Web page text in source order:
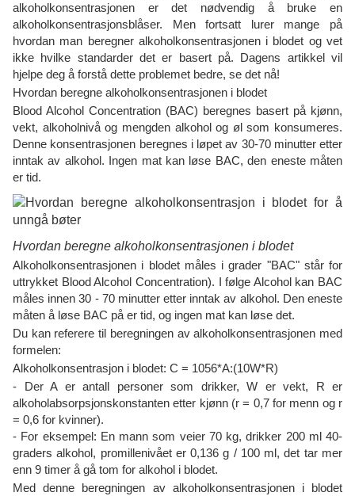
alkoholkonsentrasjonen er det nødvendig å bruke en
alkoholkonsentrasjonsblåser. Men fortsatt lurer mange på
hvordan man beregner alkoholkonsentrasjonen i blodet og vet
ikke hvilke standarder det er basert på. Dagens artikkel vil
hjelpe deg å forstå dette problemet bedre, se det nå!
Hvordan beregne alkoholkonsentrasjonen i blodet
Blood Alcohol Concentration (BAC) beregnes basert på kjønn,
vekt, alkoholnivå og mengden alkohol og øl som konsumeres.
Denne konsentrasjonen beregnes i løpet av 30-70 minutter etter
inntak av alkohol. Ingen mat kan løse BAC, den eneste måten
er tid.
Hvordan beregne alkoholkonsentrasjonen i blodet
Alkoholkonsentrasjonen i blodet måles i grader "BAC" står for
uttrykket Blood Alcohol Concentration). I følge Alcohol kan BAC
måles innen 30 - 70 minutter etter inntak av alkohol. Den eneste
måten å løse BAC på er tid, og ingen mat kan løse det.
Du kan referere til beregningen av alkoholkonsentrasjonen med
formelen:
Alkoholkonsentrasjon i blodet: C = 1056*A:(10W*R)
- Der A er antall personer som drikker, W er vekt, R er
alkoholabsorpsjonskonstanten etter kjønn (r = 0,7 for menn og r
= 0,6 for kvinner).
- For eksempel: En mann som veier 70 kg, drikker 200 ml 40-
graders alkohol, promillenivået er 0,136 g / 100 ml, det tar mer
enn 9 timer å gå tom for alkohol i blodet.
Med denne beregningen av alkoholkonsentrasjonen i blodet